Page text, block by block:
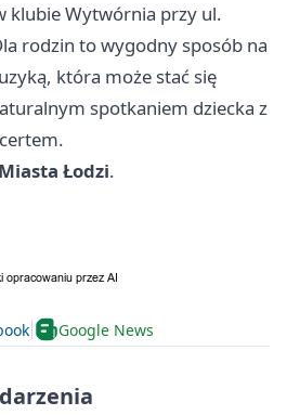
klubie Wytwórnia przy ul.
rodzin to wygodny sposób na
która może stać się
spotkaniem dziecka z
Łodzi.
Google News